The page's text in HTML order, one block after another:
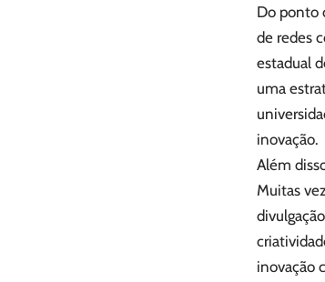
Do ponto
de redes
estadual
uma
inovação.
Além
Muitas
inovação